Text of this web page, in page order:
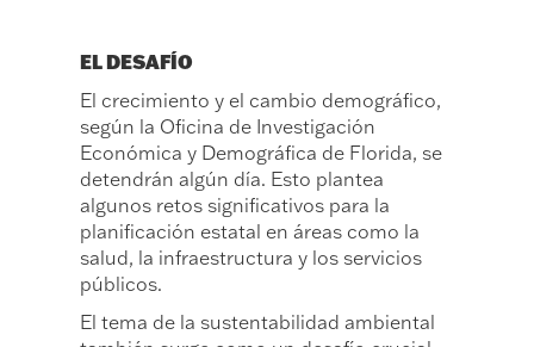
EL DESAFÍO
El crecimiento y el cambio demográfico,
según la Oficina de Investigación
Económica y Demográfica de Florida, se
detendrán algún día. Esto plantea
algunos retos significativos para la
planificación estatal en áreas como la
salud, la infraestructura y los servicios
públicos.
El tema de la sustentabilidad ambiental